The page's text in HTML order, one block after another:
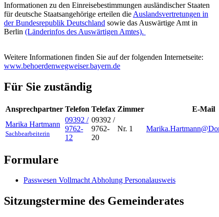
Informationen zu den Einreisebestimmungen ausländischer Staaten
für deutsche Staatsangehörige erteilen die Auslandsvertretungen in
der Bundesrepublik Deutschland sowie das Auswärtige Amt in
Berlin (Länderinfos des Auswärtigen Amtes).
Weitere Informationen finden Sie auf der folgenden Internetseite:
www.behoerdenwegweiser.bayern.de
Für Sie zuständig
Ansprechpartner Telefon Telefax Zimmer
E-Mail
Marika Hartmann
Sachbearbeiterin
09392 /
9762-
12
09392 /
9762-
20
Nr. 1
Formulare
Passwesen Vollmacht Abholung Personalausweis
Sitzungstermine des Gemeinderates